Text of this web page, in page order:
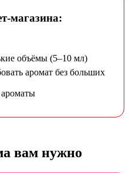
магазина:
объёмы (5–10 мл)
аромат без больших
вам нужно